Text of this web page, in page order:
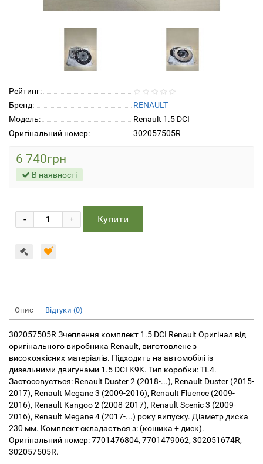
Рейтинг:
Бренд:
RENAULT
Модель:
Renault 1.5 DCI
Оригінальний номер:
302057505R
6 740грн
В наявності
+
- Купити
Опис Відгуки (0)
302057505R Зчеплення комплект 1.5 DCI Renault Оригінал від
оригінального виробника Renault, виготовлене з
високоякісних матеріалів. Підходить на автомобілі із
дизельними двигунами 1.5 DCI K9K. Тип коробки: TL4.
Застосовується: Renault Duster 2 (2018-...), Renault Duster (2015-
2017), Renault Megane 3 (2009-2016), Renault Fluence (2009-
2016), Renault Kangoo 2 (2008-2017), Renault Scenic 3 (2009-
2016), Renault Megane 4 (2017-...) року випуску. Діаметр диска
230 мм. Комплект складається з: (кошика + диск).
Оригінальний номер: 7701476804, 7701479062, 302051674R,
302057505R.